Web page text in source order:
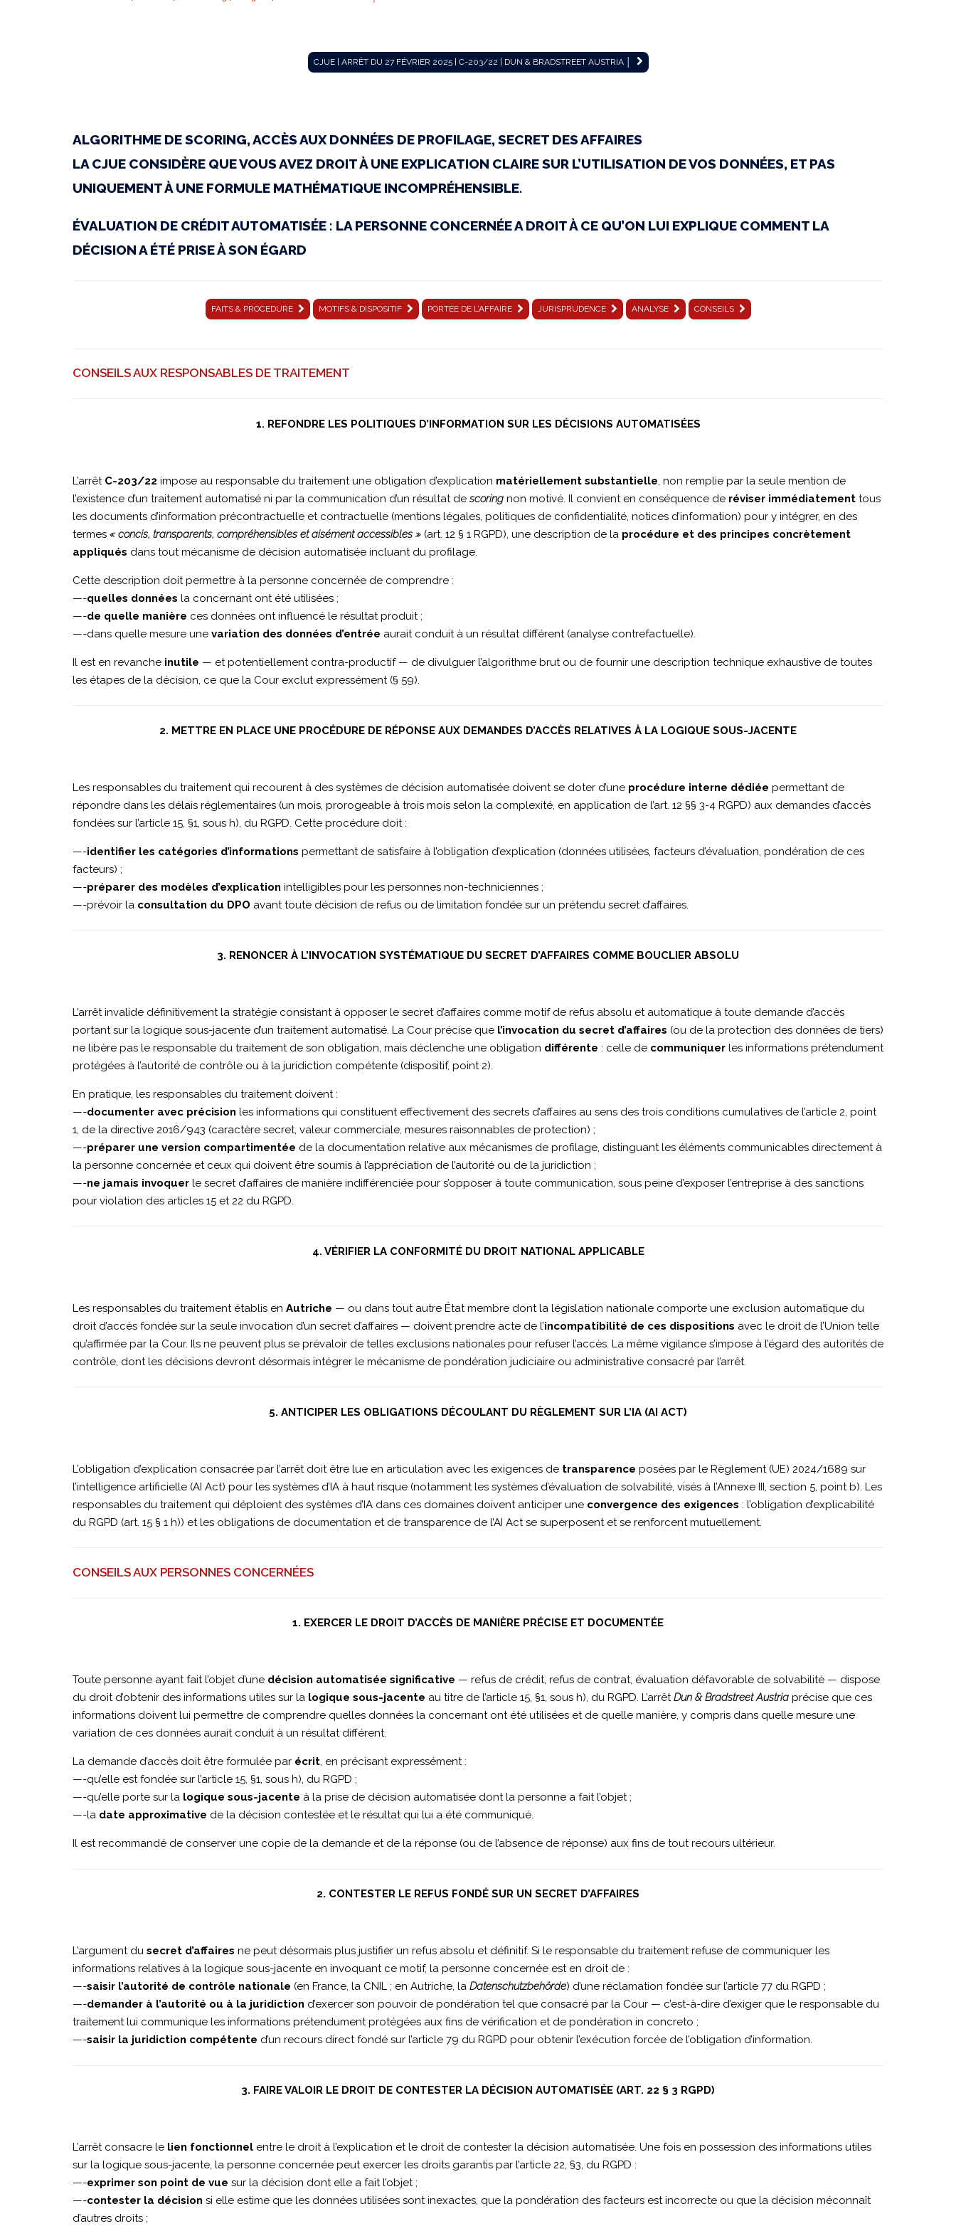
Arrêt
du
2025
C-
203/22
|
Dun
&
Bradstreet
Austria
│
CONSEILS
CJUE | ARRÊT DU 27 FÉVRIER 2025 | C-203/22 | DUN & BRADSTREET AUSTRIA │
ALGORITHME DE SCORING, ACCÈS AUX DONNÉES DE PROFILAGE, SECRET DES AFFAIRES
LA CJUE CONSIDÈRE QUE VOUS AVEZ DROIT À UNE EXPLICATION CLAIRE SUR L’UTILISATION DE VOS DONNÉES, ET PAS
UNIQUEMENT À UNE FORMULE MATHÉMATIQUE INCOMPRÉHENSIBLE.
ÉVALUATION DE CRÉDIT AUTOMATISÉE : LA PERSONNE CONCERNÉE A DROIT À CE QU’ON LUI EXPLIQUE COMMENT LA
DÉCISION A ÉTÉ PRISE À SON ÉGARD
FAITS & PROCEDURE MOTIFS & DISPOSITIF PORTEE DE L’AFFAIRE JURISPRUDENCE ANALYSE CONSEILS
CONSEILS AUX RESPONSABLES DE TRAITEMENT
1. REFONDRE LES POLITIQUES D’INFORMATION SUR LES DÉCISIONS AUTOMATISÉES
L’arrêt C-203/22 impose au responsable du traitement une obligation d’explication matériellement substantielle, non remplie par la seule mention de
l’existence d’un traitement automatisé ni par la communication d’un résultat descoring non motivé. Il convient en conséquence de réviser immédiatement tous
les documents d’information précontractuelle et contractuelle (mentions légales, politiques de confidentialité, notices d’information) pour y intégrer, en des
termes « concis, transparents, compréhensibles et aisément accessibles » (art. 12 § 1 RGPD), une description de la procédure et des principes concrètement
appliqués dans tout mécanisme de décision automatisée incluant du profilage.
Cette description doit permettre à la personne concernée de comprendre :
—-quelles données la concernant ont été utilisées ;
—-de quelle manière ces données ont influencé le résultat produit ;
—-dans quelle mesure une variation des données d’entrée aurait conduit à un résultat différent (analyse contrefactuelle).
Il est en revanche inutile — et potentiellement contra-productif — de divulguer l’algorithme brut ou de fournir une description technique exhaustive de toutes
les étapes de la décision, ce que la Cour exclut expressément (§ 59).
2. METTRE EN PLACE UNE PROCÉDURE DE RÉPONSE AUX DEMANDES D’ACCÈS RELATIVES À LA LOGIQUE SOUS-JACENTE
Les responsables du traitement qui recourent à des systèmes de décision automatisée doivent se doter d’une procédure interne dédiée permettant de
répondre dans les délais réglementaires (un mois, prorogeable à trois mois selon la complexité, en application de l’art. 12 §§ 3-4 RGPD) aux demandes d’accès
fondées sur l’article 15, §1, sous h), du RGPD. Cette procédure doit :
—-identifier les catégories d’informations permettant de satisfaire à l’obligation d’explication (données utilisées, facteurs d’évaluation, pondération de ces
facteurs) ;
—-préparer des modèles d’explication intelligibles pour les personnes non-techniciennes ;
—-prévoir la consultation du DPO avant toute décision de refus ou de limitation fondée sur un prétendu secret d’affaires.
3. RENONCER À L’INVOCATION SYSTÉMATIQUE DU SECRET D’AFFAIRES COMME BOUCLIER ABSOLU
L’arrêt invalide définitivement la stratégie consistant à opposer le secret d’affaires comme motif de refus absolu et automatique à toute demande d’accès
portant sur la logique sous-jacente d’un traitement automatisé. La Cour précise que l’invocation du secret d’affaires (ou de la protection des données de tiers)
ne libère pas le responsable du traitement de son obligation, mais déclenche une obligation différente : celle de communiquer les informations prétendument
protégées à l’autorité de contrôle ou à la juridiction compétente (dispositif, point 2).
En pratique, les responsables du traitement doivent :
—-documenter avec précision les informations qui constituent effectivement des secrets d’affaires au sens des trois conditions cumulatives de l’article 2, point
1, de la directive 2016/943 (caractère secret, valeur commerciale, mesures raisonnables de protection) ;
—-préparer une version compartimentée de la documentation relative aux mécanismes de profilage, distinguant les éléments communicables directement à
la personne concernée et ceux qui doivent être soumis à l’appréciation de l’autorité ou de la juridiction ;
—-ne jamais invoquer le secret d’affaires de manière indifférenciée pour s’opposer à toute communication, sous peine d’exposer l’entreprise à des sanctions
pour violation des articles 15 et 22 du RGPD.
4. VÉRIFIER LA CONFORMITÉ DU DROIT NATIONAL APPLICABLE
Les responsables du traitement établis en Autriche — ou dans tout autre État membre dont la législation nationale comporte une exclusion automatique du
droit d’accès fondée sur la seule invocation d’un secret d’affaires — doivent prendre acte de l’incompatibilité de ces dispositions avec le droit de l’Union telle
qu’affirmée par la Cour. Ils ne peuvent plus se prévaloir de telles exclusions nationales pour refuser l’accès. La même vigilance s’impose à l’égard des autorités de
contrôle, dont les décisions devront désormais intégrer le mécanisme de pondération judiciaire ou administrative consacré par l’arrêt.
5. ANTICIPER LES OBLIGATIONS DÉCOULANT DU RÈGLEMENT SUR L’IA (AI ACT)
L’obligation d’explication consacrée par l’arrêt doit être lue en articulation avec les exigences de transparence posées par le Règlement (UE) 2024/1689 sur
l’intelligence artificielle (AI Act) pour les systèmes d’IA à haut risque (notamment les systèmes d’évaluation de solvabilité, visés à l’Annexe III, section 5, point b). Les
responsables du traitement qui déploient des systèmes d’IA dans ces domaines doivent anticiper une convergence des exigences : l’obligation d’explicabilité
du RGPD (art. 15 § 1 h)) et les obligations de documentation et de transparence de l’AI Act se superposent et se renforcent mutuellement.
CONSEILS AUX PERSONNES CONCERNÉES
1. EXERCER LE DROIT D’ACCÈS DE MANIÈRE PRÉCISE ET DOCUMENTÉE
Toute personne ayant fait l’objet d’une décision automatisée significative — refus de crédit, refus de contrat, évaluation défavorable de solvabilité — dispose
du droit d’obtenir des informations utiles sur la logique sous-jacente au titre de l’article 15, §1, sous h), du RGPD. L’arrêtDun & Bradstreet Austria précise que ces
informations doivent lui permettre de comprendre quelles données la concernant ont été utilisées et de quelle manière, y compris dans quelle mesure une
variation de ces données aurait conduit à un résultat différent.
La demande d’accès doit être formulée par écrit, en précisant expressément :
—-qu’elle est fondée sur l’article 15, §1, sous h), du RGPD ;
—-qu’elle porte sur la logique sous-jacente à la prise de décision automatisée dont la personne a fait l’objet ;
—-la date approximative de la décision contestée et le résultat qui lui a été communiqué.
Il est recommandé de conserver une copie de la demande et de la réponse (ou de l’absence de réponse) aux fins de tout recours ultérieur.
2. CONTESTER LE REFUS FONDÉ SUR UN SECRET D’AFFAIRES
L’argument du secret d’affaires ne peut désormais plus justifier un refus absolu et définitif. Si le responsable du traitement refuse de communiquer les
informations relatives à la logique sous-jacente en invoquant ce motif, la personne concernée est en droit de :
—-saisir l’autorité de contrôle nationale (en France, la CNIL ; en Autriche, la Datenschutzbehörde) d’une réclamation fondée sur l’article 77 du RGPD ;
—-demander à l’autorité ou à la juridiction d’exercer son pouvoir de pondération tel que consacré par la Cour — c’est-à-dire d’exiger que le responsable du
traitement lui communique les informations prétendument protégées aux fins de vérification et de pondération in concreto ;
—-saisir la juridiction compétente d’un recours direct fondé sur l’article 79 du RGPD pour obtenir l’exécution forcée de l’obligation d’information.
3. FAIRE VALOIR LE DROIT DE CONTESTER LA DÉCISION AUTOMATISÉE (ART. 22 § 3 RGPD)
L’arrêt consacre le lien fonctionnel entre le droit à l’explication et le droit de contester la décision automatisée. Une fois en possession des informations utiles
sur la logique sous-jacente, la personne concernée peut exercer les droits garantis par l’article 22, §3, du RGPD :
—-exprimer son point de vue sur la décision dont elle a fait l’objet ;
—-contester la décision si elle estime que les données utilisées sont inexactes, que la pondération des facteurs est incorrecte ou que la décision méconnaît
d’autres droits ;